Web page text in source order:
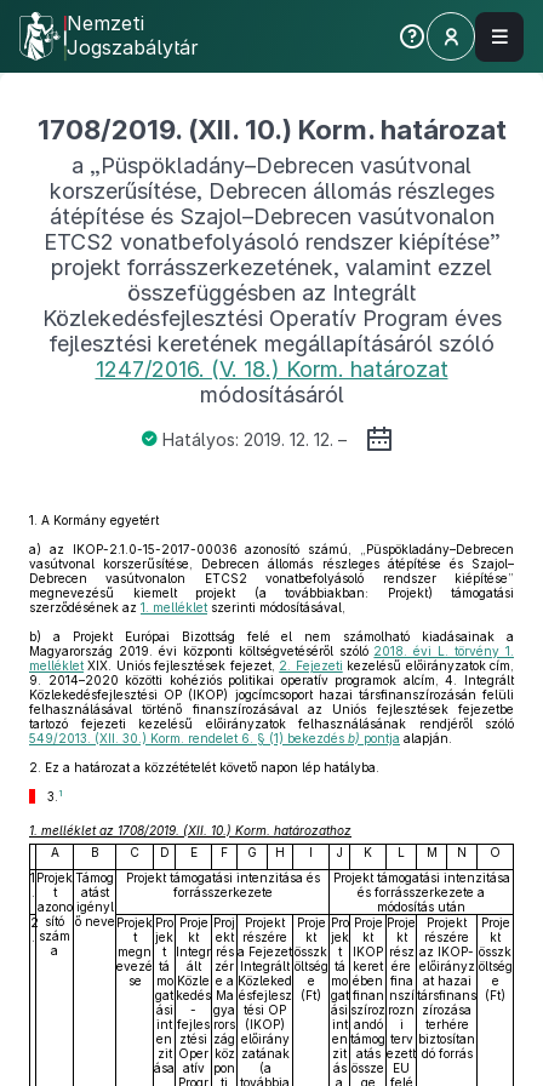
Nemzeti
Jogszabálytár
1708/2019. (XII. 10.) Korm. határozat
a „Püspökladány–Debrecen vasútvonal
korszerűsítése, Debrecen állomás részleges
átépítése és Szajol–Debrecen vasútvonalon
ETCS2 vonatbefolyásoló rendszer kiépítése”
projekt forrásszerkezetének, valamint ezzel
összefüggésben az Integrált
Közlekedésfejlesztési Operatív Program éves
fejlesztési keretének megállapításáról szóló
1247/2016. (V. 18.) Korm. határozat
módosításáról
Hatályos: 2019. 12. 12. –
1. A Kormány egyetért
a) az IKOP-2.1.0-15-2017-00036 azonosító számú, „Püspökladány–Debrecen
vasútvonal korszerűsítése, Debrecen állomás részleges átépítése és Szajol–
Debrecen vasútvonalon ETCS2 vonatbefolyásoló rendszer kiépítése”
megnevezésű kiemelt projekt (a továbbiakban: Projekt) támogatási
szerződésének az 1. melléklet szerinti módosításával,
b) a Projekt Európai Bizottság felé el nem számolható kiadásainak a
Magyarország 2019. évi központi költségvetéséről szóló 2018. évi L. törvény 1.
melléklet XIX. Uniós fejlesztések fejezet, 2. Fejezeti kezelésű előirányzatok cím,
9. 2014–2020 közötti kohéziós politikai operatív programok alcím, 4. Integrált
Közlekedésfejlesztési OP (IKOP) jogcímcsoport hazai társfinanszírozásán felüli
felhasználásával történő finanszírozásával az Uniós fejlesztések fejezetbe
tartozó fejezeti kezelésű előirányzatok felhasználásának rendjéről szóló
549/2013. (XII. 30.) Korm. rendelet 6. § (1) bekezdés b) pontja alapján.
2.
Ez a határozat a közzétételét követő napon lép hatályba.
3. 1
1. melléklet az 1708/2019. (XII. 10.) Korm. határozathoz
A
B C D E F G H I J K L M N
O
1 Projek
t
azono
sító
szám
a
Támog
atást
igényl
ő neve
Projekt támogatási intenzitása és
forrásszerkezete
Projekt támogatási intenzitása
és forrásszerkezete a
módosítás után
2
Projek
t
megn
evezé
se
Pro
jek
t
tá
mo
gat
ási
int
en
zit
ása
Proje
kt
Integr
ált
Közle
kedés
-
fejles
ztési
Oper
atív
Progr
Proj
ekt
rés
zér
e a
Ma
gya
rors
zág
köz
pon
ti
Projekt
részére
a Fejezet
Integrált
Közleked
ésfejlesz
tési OP
(IKOP)
előirány
zatának
(a
továbbia
Proje
kt
összk
öltség
e
(Ft)
Pro
jek
t
tá
mo
gat
ási
int
en
zit
ás
a
Proje
kt
IKOP
keret
ében
finan
szíroz
andó
támog
atás
össze
ge
Proje
kt
rész
ére
fina
nszí
rozn
i
terv
ezett
EU
felé
Projekt
részére
az IKOP-
előirányz
at hazai
társfinans
zírozása
terhére
biztosítan
dó forrás
Proje
kt
összk
öltség
e
(Ft)